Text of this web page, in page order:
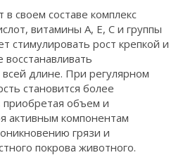
своем составе комплекс
витамины А, Е, С и группы
стимулировать рост крепкой и
длине. При регулярном
становится более
объем и
активным компонентам
грязи и
покрова животного.